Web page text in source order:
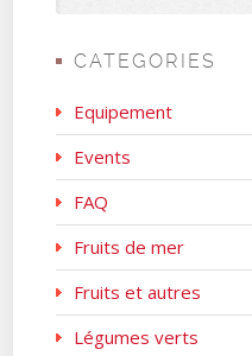
CATEGORIES
Equipement
Events
FAQ
Fruits de mer
Fruits et autres
Légumes verts